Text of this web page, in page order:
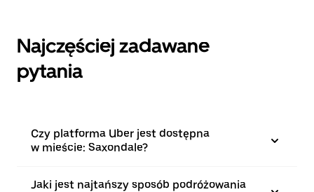
Najczęściej zadawane
pytania
Czy platforma Uber jest dostępna
w mieście: Saxondale?
Jaki jest najtańszy sposób podróżowania